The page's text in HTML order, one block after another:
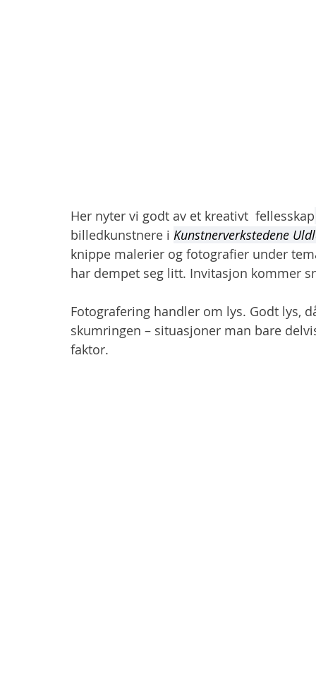
Her nyter vi godt av et kreativt  fellesskap
billedkunstnere i Kunstnerverkstedene
knippe malerier og fotografier under
har dempet seg litt. Invitasjon kommer
Fotografering handler om lys. Godt lys,
skumringen – situasjoner man bare
faktor.